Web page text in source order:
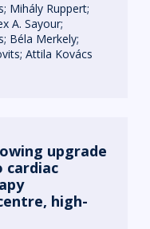
Mihály Ruppert
A. Sayour
Béla Merkely
Attila Kovács
upgrade
cardiac
high-